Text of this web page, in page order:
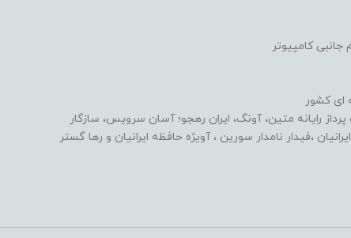
کامپیوتر
ای کشور
رایانه متین، آونگ، ایران رهجو؛ آسان سرویس، سازگار
،فیدار نامدار سورین ، آویژه حافظه ایرانیان و رها گستر